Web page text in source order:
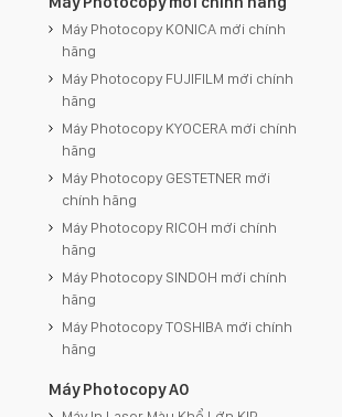
Máy Photocopy KONICA mới chính
hãng
Máy Photocopy FUJIFILM mới chính
hãng
Máy Photocopy KYOCERA mới chính
hãng
Máy Photocopy GESTETNER mới
chính hãng
Máy Photocopy RICOH mới chính
hãng
Máy Photocopy SINDOH mới chính
hãng
Máy Photocopy TOSHIBA mới chính
hãng
Máy Photocopy A0